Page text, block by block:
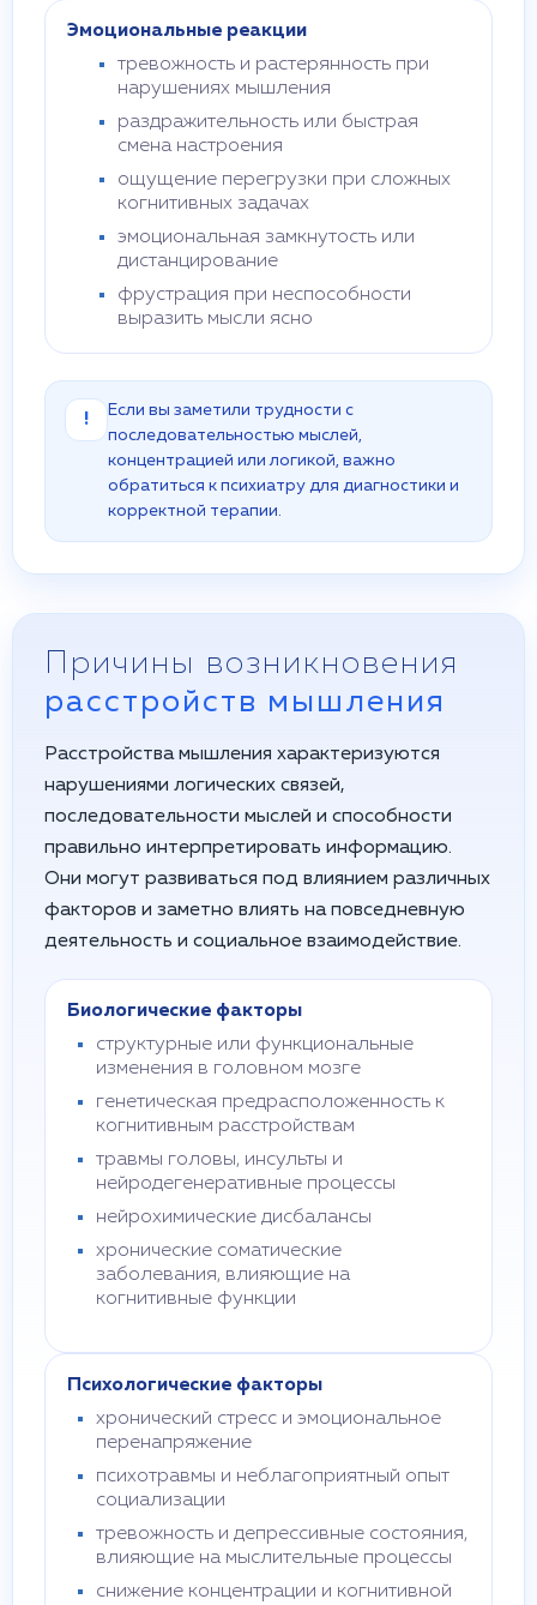
Эмоциональные реакции
тревожность и растерянность при
нарушениях мышления
раздражительность или быстрая
смена настроения
ощущение перегрузки при сложных
когнитивных задачах
эмоциональная замкнутость или
дистанцирование
фрустрация при неспособности
выразить мысли ясно
!
Если вы заметили трудности с
последовательностью мыслей,
концентрацией или логикой, важно
обратиться к психиатру для диагностики и
корректной терапии.
Причины возникновения
расстройств мышления
Расстройства мышления характеризуются
нарушениями логических связей,
последовательности мыслей и способности
правильно интерпретировать информацию.
Они могут развиваться под влиянием различных
факторов и заметно влиять на повседневную
деятельность и социальное взаимодействие.
Биологические факторы
структурные или функциональные
изменения в головном мозге
генетическая предрасположенность к
когнитивным расстройствам
травмы головы, инсульты и
нейродегенеративные процессы
нейрохимические дисбалансы
хронические соматические
заболевания, влияющие на
когнитивные функции
Психологические факторы
хронический стресс и эмоциональное
перенапряжение
психотравмы и неблагоприятный опыт
социализации
тревожность и депрессивные состояния,
влияющие на мыслительные процессы
снижение концентрации и когнитивной